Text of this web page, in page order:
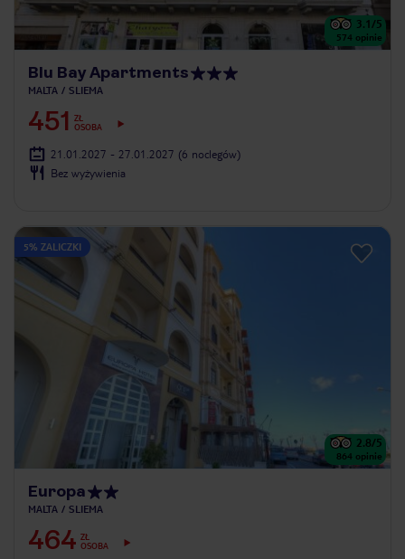
3.1/5
574 opinie
Blu Bay Apartments
MALTA SLIEMA
451
ZŁ
OSOBA
21.01.2027 - 27.01.2027 (6 noclegów)
Bez wyżywienia
5% ZALICZKI
2.8/5
864 opinie
Europa
MALTA SLIEMA
464 ZŁ
OSOBA